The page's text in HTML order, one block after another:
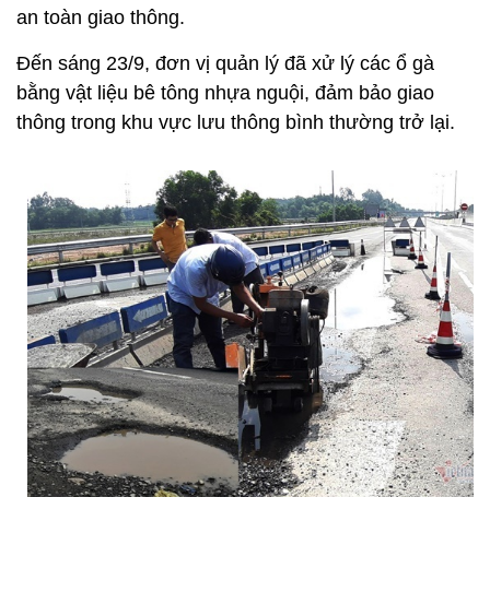
an toàn giao thông.
Đến sáng 23/9, đơn vị quản lý đã xử lý các ổ gà
bằng vật liệu bê tông nhựa nguội, đảm bảo giao
thông trong khu vực lưu thông bình thường trở lại.